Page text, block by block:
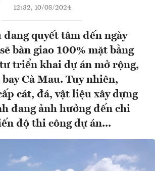
12:32, 10/08/2024
quyết tâm đến ngày
bàn giao 100% mặt bằng
triển khai dự án mở rộng,
bay Cà Mau. Tuy nhiên,
cát, đá, vật liệu xây dựng
đang ảnh hưởng đến chi
độ thi công dự án...